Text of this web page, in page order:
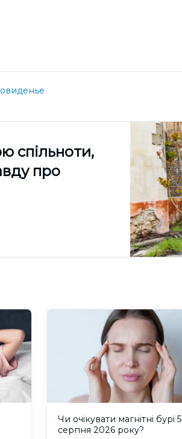
спільноти,
про
Чи очікувати магнітні бурі 5
серпня 2026 року?